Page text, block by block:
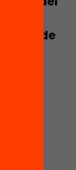
de
la
y
de